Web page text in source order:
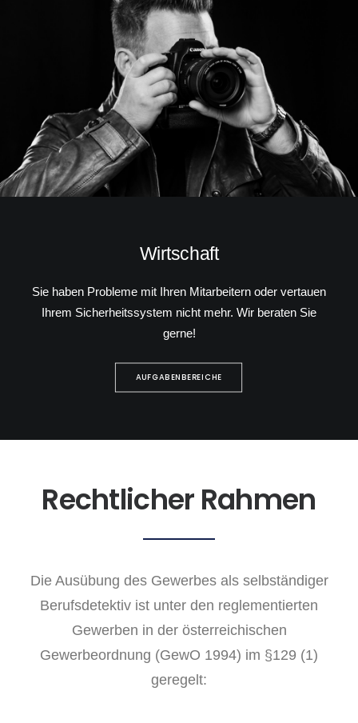
Wirtschaft
Sie haben Probleme mit Ihren Mitarbeitern oder vertauen
Ihrem Sicherheitssystem nicht mehr. Wir beraten Sie
gerne!
AUFGABENBEREICHE
Rechtlicher Rahmen
Die Ausübung des Gewerbes als selbständiger
Berufsdetektiv ist unter den reglementierten
Gewerben in der österreichischen
Gewerbeordnung (GewO 1994) im §129 (1)
geregelt: